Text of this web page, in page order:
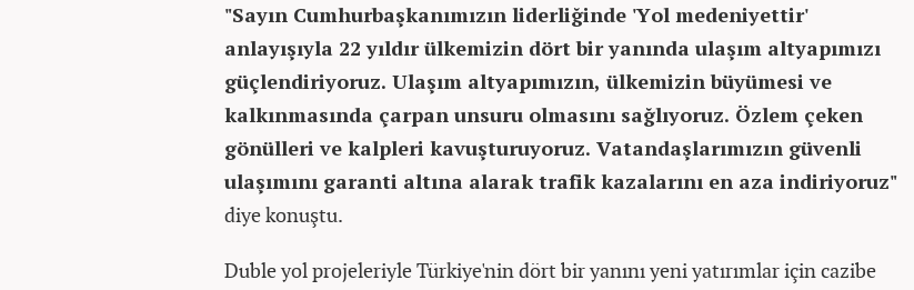
"Sayın Cumhurbaşkanımızın liderliğinde 'Yol medeniyettir'
anlayışıyla 22 yıldır ülkemizin dört bir yanında ulaşım altyapımızı
güçlendiriyoruz. Ulaşım altyapımızın, ülkemizin büyümesi ve
kalkınmasında çarpan unsuru olmasını sağlıyoruz. Özlem çeken
gönülleri ve kalpleri kavuşturuyoruz. Vatandaşlarımızın güvenli
ulaşımını garanti altına alarak trafik kazalarını en aza indiriyoruz"
diye konuştu.
Duble yol projeleriyle Türkiye'nin dört bir yanını yeni yatırımlar için cazibe